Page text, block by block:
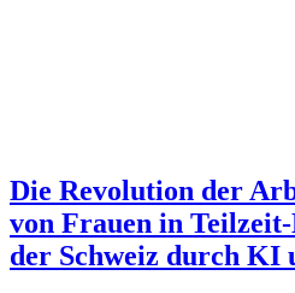
Die Revolution der
von Frauen in
der Schweiz durch KI